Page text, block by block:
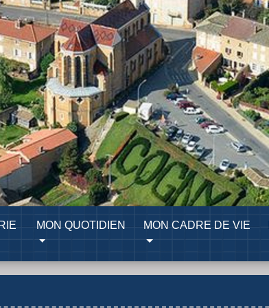
MON QUOTIDIEN MON CADRE DE VIE